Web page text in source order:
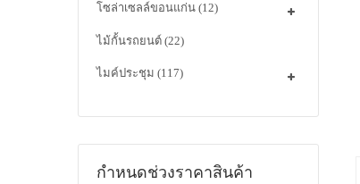
โซล่าเซลล์ขอนแก่น (12)
ไม้กั้นรถยนต์ (22)
ไมค์ประชุม (117)
กำหนดช่วงราคาสินค้า